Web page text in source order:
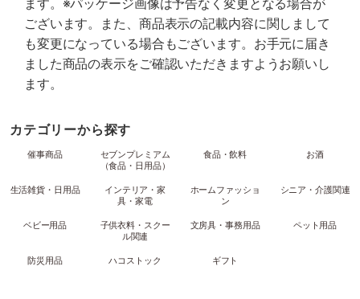
ます。※パッケージ画像は予告なく変更となる場合が
ございます。また、商品表示の記載内容に関しまして
も変更になっている場合もございます。お手元に届き
ました商品の表示をご確認いただきますようお願いし
ます。
カテゴリーから探す
催事商品
セブンプレミアム
（食品・日用品）
食品・飲料 お酒
生活雑貨・日用品
インテリア・家
具・家電
ホームファッショ
ン
シニア・介護関連
ベビー用品
子供衣料・スクー
ル関連
文房具・事務用品 ペット用品
防災用品 ハコストック ギフト